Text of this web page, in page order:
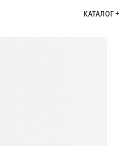
КАТАЛОГ